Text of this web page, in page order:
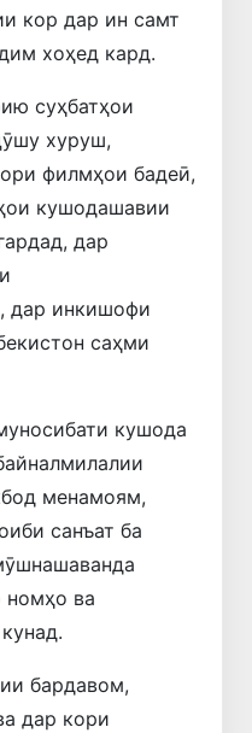
кор дар ин самт
хоҳед кард.
суҳбатҳои
хуруш,
филмҳои бадеӣ,
кушодашавии
дар
дар инкишофи
саҳми
кушода
менамоям,
санъат ба
номҳо ва
бардавом,
дар кори